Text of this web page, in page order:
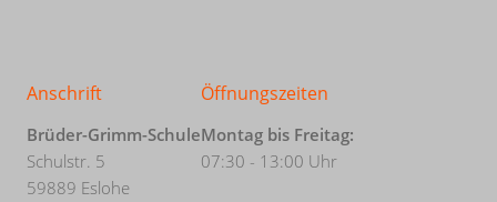
Anschrift
Brüder-Grimm-Schule
Schulstr. 5
59889 Eslohe
Öffnungszeiten
Montag bis Freitag:
07:30 - 13:00 Uhr